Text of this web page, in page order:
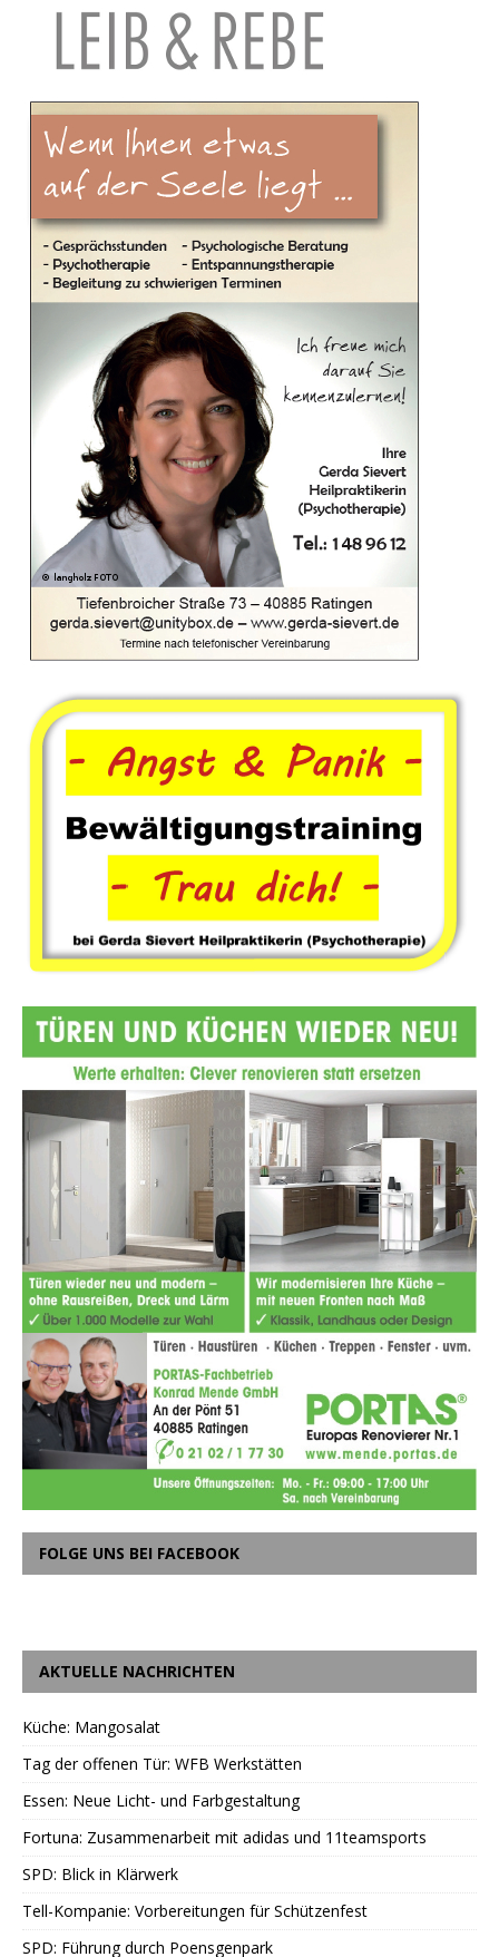
FOLGE UNS BEI FACEBOOK
AKTUELLE NACHRICHTEN
Küche: Mangosalat
Tag der offenen Tür: WFB Werkstätten
Essen: Neue Licht- und Farbgestaltung
Fortuna: Zusammenarbeit mit adidas und 11teamsports
SPD: Blick in Klärwerk
Tell-Kompanie: Vorbereitungen für Schützenfest
SPD: Führung durch Poensgenpark